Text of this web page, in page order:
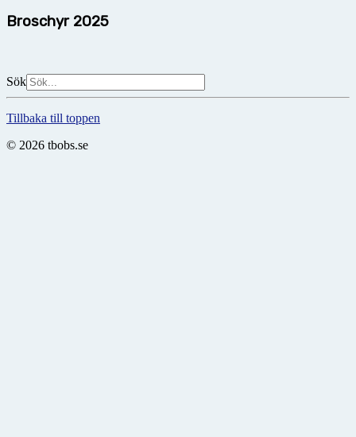
Broschyr 2025
Sök
Tillbaka till toppen
© 2026 tbobs.se